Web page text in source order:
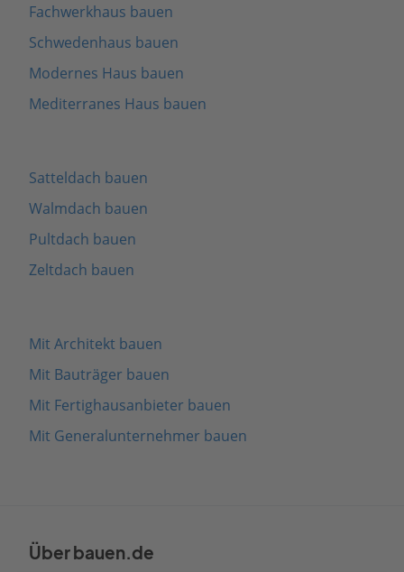
Fachwerkhaus bauen
Schwedenhaus bauen
Modernes Haus bauen
Mediterranes Haus bauen
Satteldach bauen
Walmdach bauen
Pultdach bauen
Zeltdach bauen
Mit Architekt bauen
Mit Bauträger bauen
Mit Fertighausanbieter bauen
Mit Generalunternehmer bauen
Über bauen.de